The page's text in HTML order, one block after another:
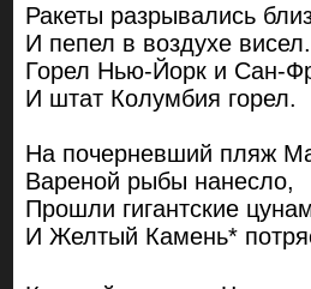
Ракеты разрывались
И пепел в воздухе висел.
Горел Нью-Йорк и Сан-
И штат Колумбия горел.
На почерневший пляж
Вареной рыбы нанесло,
Прошли гигантские
И Желтый Камень*